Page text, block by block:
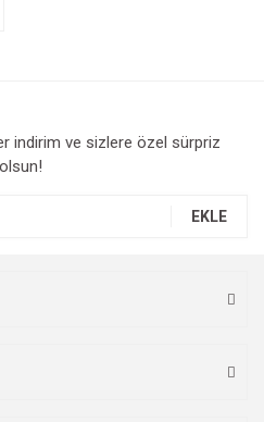
indirim ve sizlere özel sürpriz
EKLE